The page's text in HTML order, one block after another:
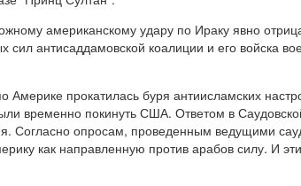
американскому удару по Ираку явно
антисаддамовской коалиции и его войска
Америке прокатилась буря антиисламских
временно покинуть США. Ответом в
Согласно опросам, проведенным ведущими
как направленную против арабов силу. И